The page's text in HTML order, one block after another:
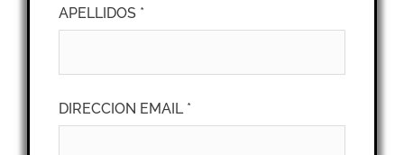
APELLIDOS *
DIRECCION EMAIL *